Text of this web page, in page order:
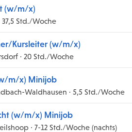
(w/m/x)
37,5 Std./Woche
Kursleiter (w/m/x)
· 20 Std./Woche
m/x) Minijob
Waldhausen · 5,5 Std./Woche
(w/m/x) Minijob
· 7-12 Std./Woche (nachts)